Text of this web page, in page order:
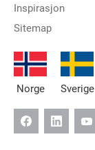
Inspirasjon
Sitemap
Norge Sverige